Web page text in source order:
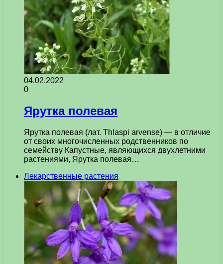
04.02.2022
0
Ярутка полевая
Ярутка полевая (лат. Thlaspi arvense) — в отличие
от своих многочисленных родственников по
семейству Капустные, являющихся двухлетними
растениями, Ярутка полевая…
Лекарственные растения